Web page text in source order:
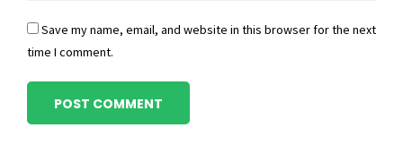
Save my name, email, and website in this browser for the next
time I comment.
POST COMMENT